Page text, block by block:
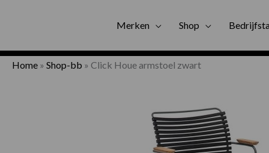
Merken Shop Gratis
Home » Shop-bb » Click Houe armstoel zwart